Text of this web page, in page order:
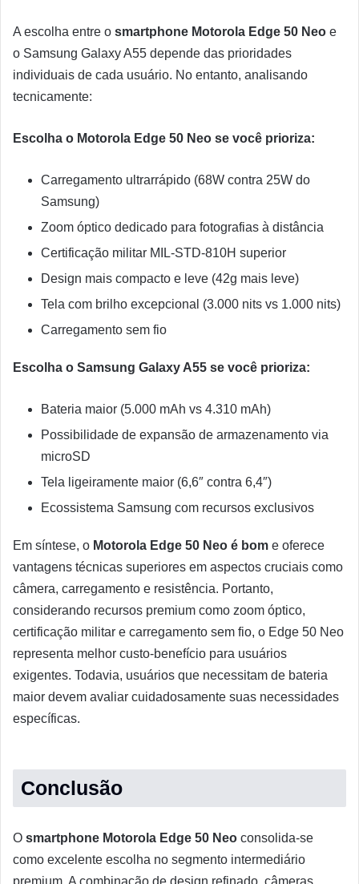
A escolha entre o smartphone Motorola Edge 50 Neo e
o Samsung Galaxy A55 depende das prioridades
individuais de cada usuário. No entanto, analisando
tecnicamente:
Escolha o Motorola Edge 50 Neo se você prioriza:
Carregamento ultrarrápido (68W contra 25W do
Samsung)
Zoom óptico dedicado para fotografias à distância
Certificação militar MIL-STD-810H superior
Design mais compacto e leve (42g mais leve)
Tela com brilho excepcional (3.000 nits vs 1.000 nits)
Carregamento sem fio
Escolha o Samsung Galaxy A55 se você prioriza:
Bateria maior (5.000 mAh vs 4.310 mAh)
Possibilidade de expansão de armazenamento via
microSD
Tela ligeiramente maior (6,6″ contra 6,4″)
Ecossistema Samsung com recursos exclusivos
Em síntese, o Motorola Edge 50 Neo é bom e oferece
vantagens técnicas superiores em aspectos cruciais como
câmera, carregamento e resistência. Portanto,
considerando recursos premium como zoom óptico,
certificação militar e carregamento sem fio, o Edge 50 Neo
representa melhor custo-benefício para usuários
exigentes. Todavia, usuários que necessitam de bateria
maior devem avaliar cuidadosamente suas necessidades
específicas.
Conclusão
O smartphone Motorola Edge 50 Neo consolida-se
como excelente escolha no segmento intermediário